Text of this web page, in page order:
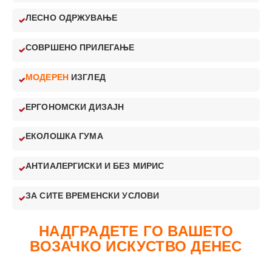
ЛЕСНО ОДРЖУВАЊЕ
СОВРШЕНО ПРИЛЕГАЊЕ
МОДЕРЕН ИЗГЛЕД
ЕРГОНОМСКИ ДИЗАЈН
ЕКОЛОШКА ГУМА
АНТИАЛЕРГИСКИ И БЕЗ МИРИС
ЗА СИТЕ ВРЕМЕНСКИ УСЛОВИ
НАДГРАДЕТЕ ГО ВАШЕТО
ВОЗАЧКО ИСКУСТВО ДЕНЕС